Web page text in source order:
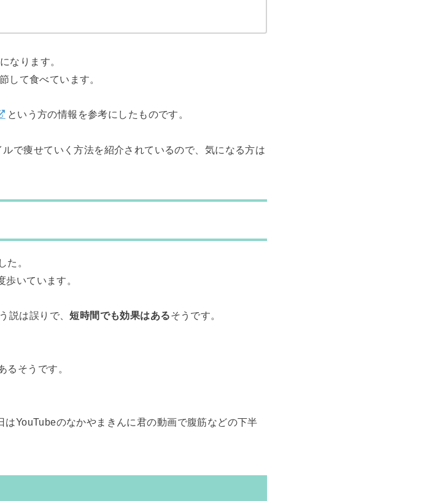
なります。
して食べています。
という方の情報を参考にしたものです。
で痩せていく方法を紹介されているので、気になる方は
た。
いています。
説は誤りで、短時間でも効果はあるそうです。
るそうです。
YouTubeのなかやまきんに君の動画で腹筋などの下半